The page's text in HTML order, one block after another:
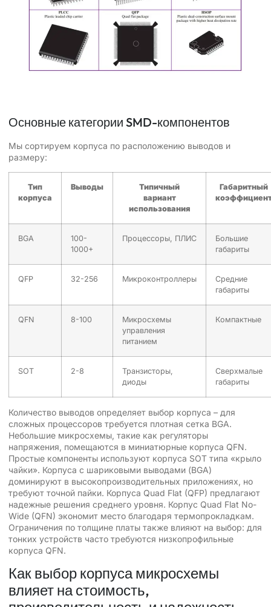
Основные категории SMD-компонентов
Мы сортируем корпуса по расположению выводов и
размеру:
Тип
корпуса
Выводы
Типичный
вариант
использования
Габаритный
BGA
100-
1000+
Процессоры, ПЛИС
Большие
габариты
QFP 32-256 Микроконтроллеры
Средние
габариты
QFN 8-100
Микросхемы
управления
питанием
Компактные
SOT 2-8
Транзисторы,
диоды
Сверхмалые
габариты
Количество выводов определяет выбор корпуса – для
сложных процессоров требуется плотная сетка BGA.
Небольшие микросхемы, такие как регуляторы
напряжения, помещаются в миниатюрные корпуса QFN.
Простые компоненты используют корпуса SOT типа «крыло
чайки». Корпуса с шариковыми выводами (BGA)
доминируют в высокопроизводительных приложениях, но
требуют точной пайки. Корпуса Quad Flat (QFP) предлагают
надежные решения среднего уровня. Корпус Quad Flat No-
Wide (QFN) экономит место благодаря термопрокладкам.
Ограничения по толщине платы также влияют на выбор: для
тонких устройств часто требуются низкопрофильные
корпуса QFN.
Как выбор корпуса микросхемы
влияет на стоимость,